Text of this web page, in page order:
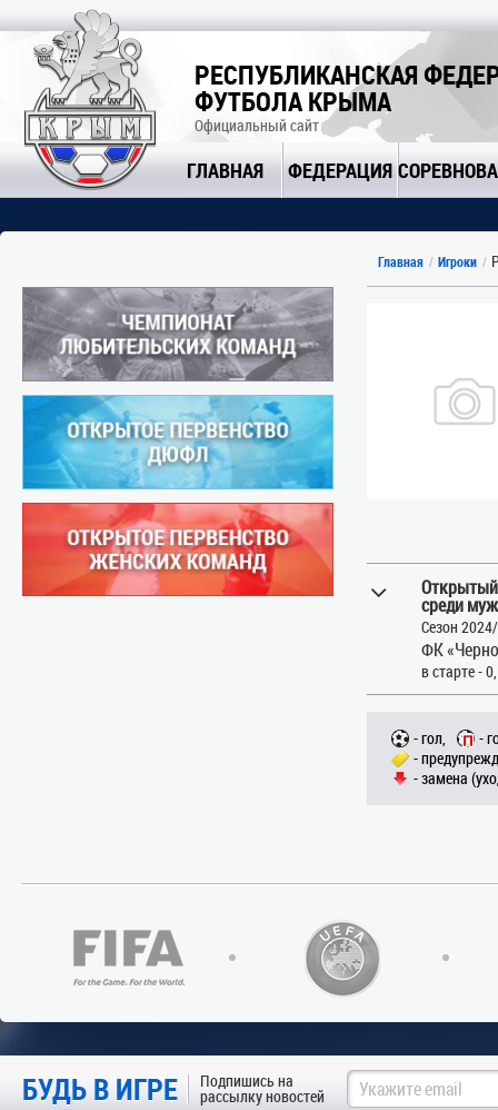
РЕСПУБЛИКАНСКАЯ
ФУТБОЛА КРЫМА
Официальный сайт
ГЛАВНАЯ ФЕДЕРАЦИЯ
Главная Игроки
среди
Сезон
ФК
в старте -
- гол,
-
-
- замена
БУДЬ В ИГРЕ Подпишись на
рассылку новостей